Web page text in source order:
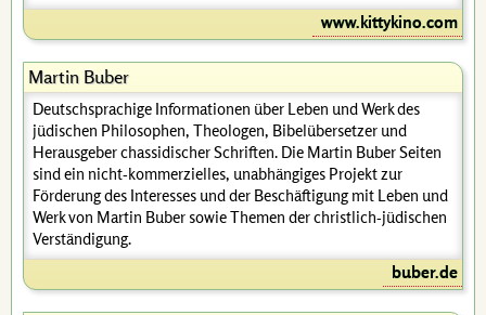
www.kittykino.com
Martin Buber
Deutschsprachige Informationen über Leben und Werk des
jüdischen Philosophen, Theologen, Bibelübersetzer und
Herausgeber chassidischer Schriften. Die Martin Buber Seiten
sind ein nicht-kommerzielles, unabhängiges Projekt zur
Förderung des Interesses und der Beschäftigung mit Leben und
Werk von Martin Buber sowie Themen der christlich-jüdischen
Verständigung.
buber.de